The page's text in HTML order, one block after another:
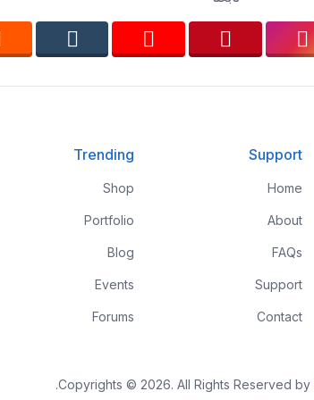
Support
Home
About
FAQs
Support
Contact
Trending
Shop
Portfolio
Blog
Events
Forums
Copyrights © 2026. All Rights Reserved by
.